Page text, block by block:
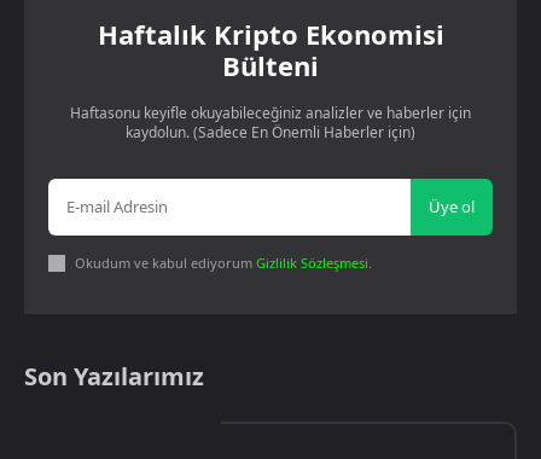
Haftalık Kripto Ekonomisi
Bülteni
Haftasonu keyifle okuyabileceğiniz analizler ve haberler için
kaydolun. (Sadece En Önemli Haberler için)
Üye ol
Okudum ve kabul ediyorum Gizlilik Sözleşmesi
Son Yazılarımız